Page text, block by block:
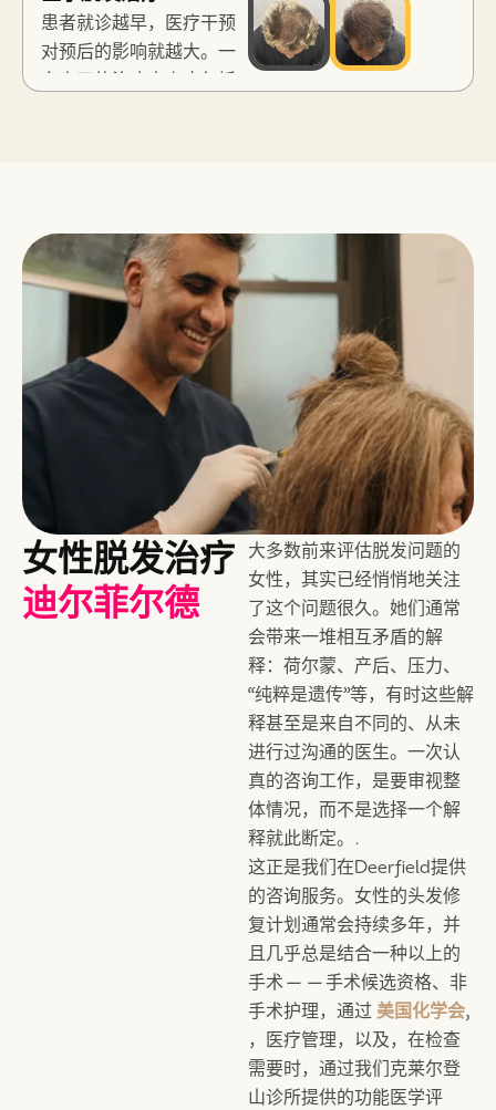
计、毛囊单位数量预测，
以及脱发在未来十年内可
能的发展趋势。Vinay医
生亲自为每位患者在头皮
受手术、希望推迟手术，
或者病情对再生治疗反应
良好的男性患者，ACS 是
患者就诊越早，医疗干预
对预后的影响就越大。一
套真正的治疗方案应包括
访：这种有条不紊的监
测，将持续的医疗管理与
柜台递出的处方区分开
来。.
对于那些早期就医的男
性，医疗管理通常能完成
大部分工作。对于病情更
晚期的男性，它可以稳定
病情，使接下来的治疗都
能在一个更强的起点上进
行。.
女性脱发治疗
迪尔菲尔德
大多数前来评估脱发问题的
女性，其实已经悄悄地关注
了这个问题很久。她们通常
会带来一堆相互矛盾的解
释：荷尔蒙、产后、压力、
“纯粹是遗传”等，有时这些解
释甚至是来自不同的、从未
进行过沟通的医生。一次认
真的咨询工作，是要审视整
体情况，而不是选择一个解
释就此断定。.
这正是我们在Deerfield提供
的咨询服务。女性的头发修
复计划通常会持续多年，并
且几乎总是结合一种以上的
手术——手术候选资格、非
手术护理，通过 美国化学会,
，医疗管理，以及，在检查
需要时，通过我们克莱尔登
山诊所提供的功能医学评